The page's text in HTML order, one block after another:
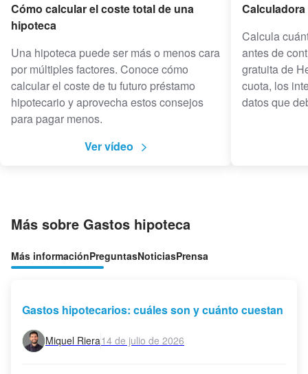
Cómo calcular el coste total de una
hipoteca
Una hipoteca puede ser más o menos cara
por múltiples factores. Conoce cómo
calcular el coste de tu futuro préstamo
hipotecario y aprovecha estos consejos
para pagar menos.
Ver vídeo
Calcula
antes de
gratuita de
cuota, los
datos que
Más sobre Gastos hipoteca
Más informaciónPreguntasNoticiasPrensa
Gastos hipotecarios: cuáles son y cuánto cuestan
Miquel Riera14 de julio de 2026